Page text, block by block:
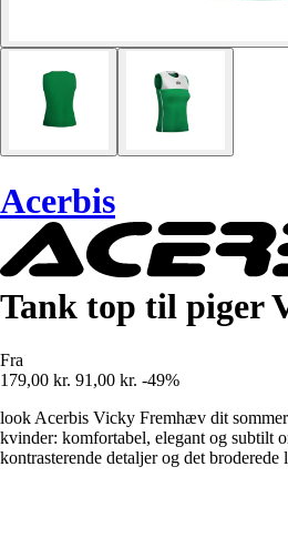
Acerbis
Tank top til piger
Fra
179,00 kr. 91,00 kr. -49%
look Acerbis Vicky Fremhæv dit
kvinder: komfortabel, elegant og subtilt
kontrasterende detaljer og det broderede